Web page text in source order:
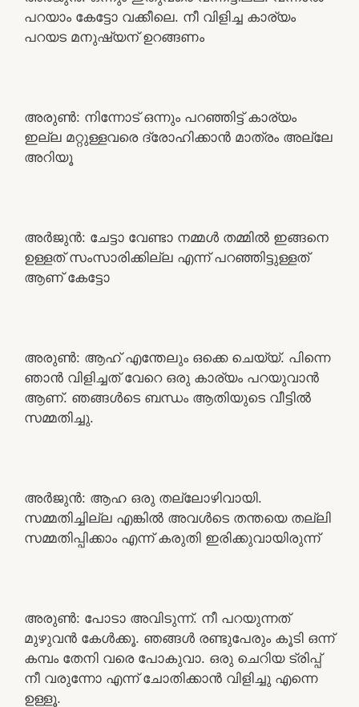
പറയാം കേട്ടോ വക്കീലെ. നീ വിളിച്ച കാര്യം
പറയട മനുഷ്യന് ഉറങ്ങണം
അരുൺ: നിന്നോട് ഒന്നും പറഞ്ഞിട്ട് കാര്യം
ഇല്ല മറ്റുള്ളവരെ ദ്രോഹിക്കാൻ മാത്രം അല്ലേ
അറിയൂ
അർജുൻ: ചേട്ടാ വേണ്ടാ നമ്മൾ തമ്മിൽ ഇങ്ങനെ
ഉള്ളത് സംസാരിക്കില്ല എന്ന് പറഞ്ഞിട്ടുള്ളത്
ആണ് കേട്ടോ
അരുൺ: ആഹ് എന്തേലും ഒക്കെ ചെയ്യ്. പിന്നെ
ഞാൻ വിളിച്ചത് വേറെ ഒരു കാര്യം പറയുവാൻ
ആണ്. ഞങ്ങൾടെ ബന്ധം ആതിയുടെ വീട്ടിൽ
സമ്മതിച്ചു.
അർജുൻ: ആഹ ഒരു തല്ലോഴിവായി.
സമ്മതിച്ചില്ല എങ്കിൽ അവൾടെ തന്തയെ തല്ലി
സമ്മതിപ്പിക്കാം എന്ന് കരുതി ഇരിക്കുവായിരുന്ന്
അരുൺ: പോടാ അവിടുന്ന്. നീ പറയുന്നത്
മുഴുവൻ കേൾക്കൂ. ഞങ്ങൾ രണ്ടുപേരും കൂടി ഒന്ന്
കമ്പം തേനി വരെ പോകുവാ. ഒരു ചെറിയ ട്രിപ്പ്
നീ വരുന്നോ എന്ന് ചോതിക്കാൻ വിളിച്ചു എന്നെ
ഉള്ളൂ.